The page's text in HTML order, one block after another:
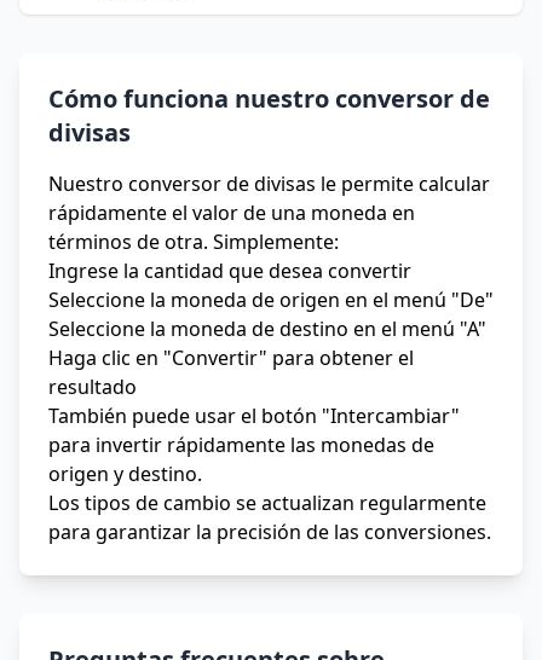
Cómo funciona nuestro conversor de
divisas
Nuestro conversor de divisas le permite calcular
rápidamente el valor de una moneda en
términos de otra. Simplemente:
Ingrese la cantidad que desea convertir
Seleccione la moneda de origen en el menú "De"
Seleccione la moneda de destino en el menú "A"
Haga clic en "Convertir" para obtener el
resultado
También puede usar el botón "Intercambiar"
para invertir rápidamente las monedas de
origen y destino.
Los tipos de cambio se actualizan regularmente
para garantizar la precisión de las conversiones.